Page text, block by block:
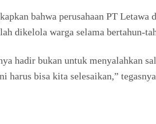
bahwa perusahaan PT
dikelola warga selama bertahun-
hadir bukan untuk menyalahkan
harus bisa kita selesaikan,”